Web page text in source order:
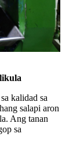
kalidad sa
salapi aron
Ang tanan
sa